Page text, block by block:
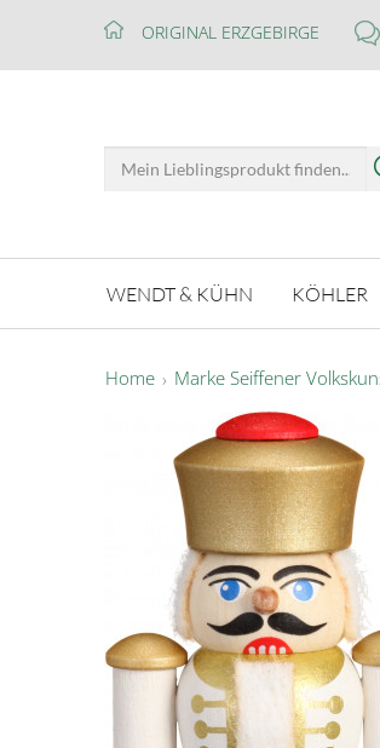
ORIGINAL ERZGEBIRGE
WENDT & KÜHN KÖHLER
Home Marke Seiffener